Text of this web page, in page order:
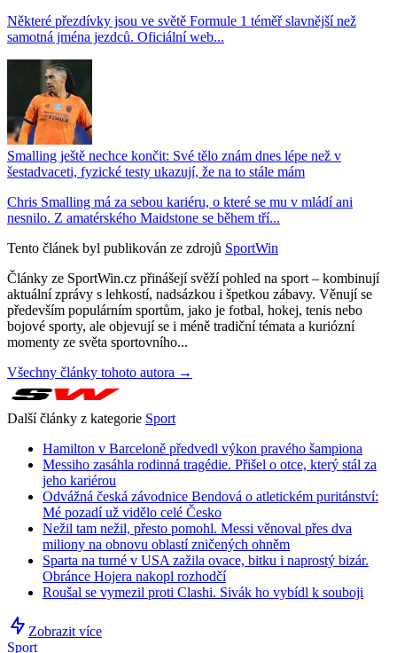
Některé přezdívky jsou ve světě Formule 1 téměř slavnější než
samotná jména jezdců. Oficiální web...
Smalling ještě nechce končit: Své tělo znám dnes lépe než v
šestadvaceti, fyzické testy ukazují, že na to stále mám
Chris Smalling má za sebou kariéru, o které se mu v mládí ani
nesnilo. Z amatérského Maidstone se během tří...
Tento článek byl publikován ze zdrojů SportWin
Články ze SportWin.cz přinášejí svěží pohled na sport – kombinují
aktuální zprávy s lehkostí, nadsázkou i špetkou zábavy. Věnují se
především populárním sportům, jako je fotbal, hokej, tenis nebo
bojové sporty, ale objevují se i méně tradiční témata a kuriózní
momenty ze světa sportovního...
Všechny články tohoto autora →
Další články z kategorie Sport
Hamilton v Barceloně předvedl výkon pravého šampiona
Messiho zasáhla rodinná tragédie. Přišel o otce, který stál za
jeho kariérou
Odvážná česká závodnice Bendová o atletickém puritánství:
Mé pozadí už vidělo celé Česko
Nežil tam nežil, přesto pomohl. Messi věnoval přes dva
miliony na obnovu oblastí zničených ohněm
Sparta na turné v USA zažila ovace, bitku i naprostý bizár.
Obránce Hojera nakopl rozhodčí
Roušal se vymezil proti Clashi. Sivák ho vybídl k souboji
Zobrazit více
Sport